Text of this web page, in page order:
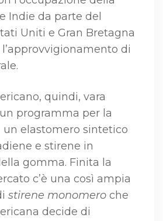
Indie da parte del
Uniti e Gran Bretagna
di
quindi, vara
programma per la
elastomero sintetico
e stirene in
gomma. Finita la
c’è una così ampia
stirene monomero che
decide di